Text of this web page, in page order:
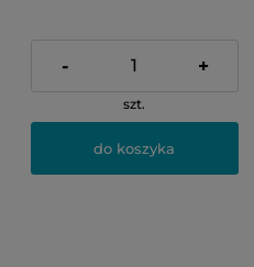
- +
szt.
do koszyka